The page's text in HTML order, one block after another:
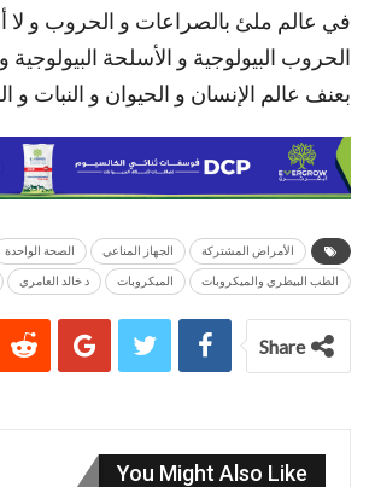
في عالم ملئ بالصراعات و الحروب و لا
الحروب البيولوجية و الأسلحة
بعنف عالم الإنسان و الحيوان و النبات و
الأمراض المشتركة الجهاز المناعي الصحة الواحدة
الطب البيطري والميكروبات الميكروبات د خالد العامري
Share
You Might Also Like